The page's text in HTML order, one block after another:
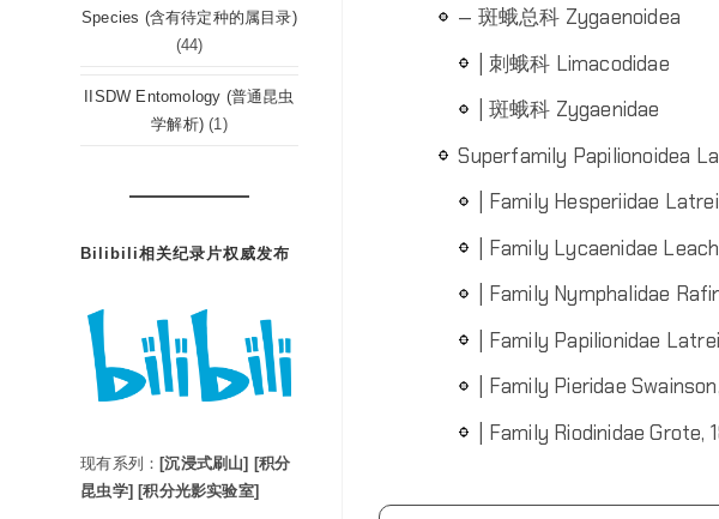
— 斑蛾总科 Zygaenoidea
| 刺蛾科 Limacodidae
| 斑蛾科 Zygaenidae
Superfamily Papilionoidea
| Family Hesperiidae
| Family Lycaenidae
| Family Nymphalidae
| Family Papilionidae
| Family Pieridae
| Family Riodinidae Grote‎,
Species (含有待定种的属目录)
(44)
IISDW Entomology (普通昆虫
学解析) (1)
Bilibili相关纪录片权威发布
现有系列： [沉浸式刷山] [积分
昆虫学] [积分光影实验室]